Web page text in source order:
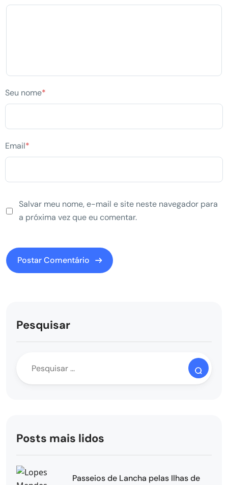
Seu nome*
Email*
Salvar meu nome, e-mail e site neste navegador para
a próxima vez que eu comentar.
Pesquisar
Posts mais lidos
Passeios de Lancha pelas Ilhas de